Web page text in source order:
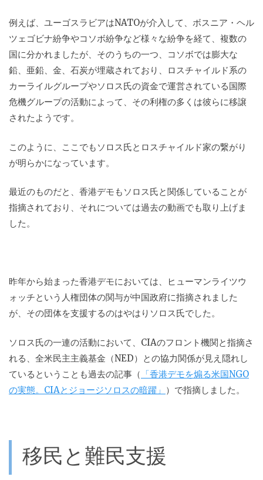
例えば、ユーゴスラビアはNATOが介入して、ボスニア・ヘル
ツェゴビナ紛争やコソボ紛争など様々な紛争を経て、複数の
国に分かれましたが、そのうちの一つ、コソボでは膨大な
鉛、亜鉛、金、石炭が埋蔵されており、ロスチャイルド系の
カーライルグループやソロス氏の資金で運営されている国際
危機グループの活動によって、その利権の多くは彼らに移譲
されたようです。
このように、ここでもソロス氏とロスチャイルド家の繋がり
が明らかになっています。
最近のものだと、香港デモもソロス氏と関係していることが
指摘されており、それについては過去の動画でも取り上げま
した。
昨年から始まった香港デモにおいては、ヒューマンライツウ
ォッチという人権団体の関与が中国政府に指摘されました
が、その団体を支援するのはやはりソロス氏でした。
ソロス氏の一連の活動において、CIAのフロント機関と指摘さ
れる、全米民主主義基金（NED）との協力関係が見え隠れし
ているということも過去の記事（ 「香港デモを煽る米国NGO
の実態。CIAとジョージソロスの暗躍」 ）で指摘しました。
移民と難民支援